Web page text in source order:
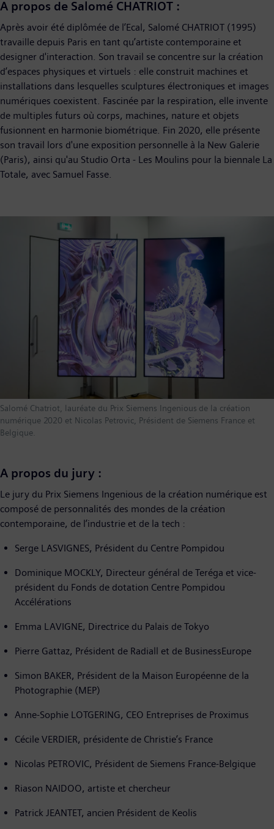
A propos de Salomé CHATRIOT :
Après avoir été diplômée de l’Ecal, Salomé CHATRIOT (1995)
travaille depuis Paris en tant qu’artiste contemporaine et
designer d'interaction. Son travail se concentre sur la création
d’espaces physiques et virtuels : elle construit machines et
installations dans lesquelles sculptures électroniques et images
numériques coexistent. Fascinée par la respiration, elle invente
de multiples futurs où corps, machines, nature et objets
fusionnent en harmonie biométrique. Fin 2020, elle présente
son travail lors d'une exposition personnelle à la New Galerie
(Paris), ainsi qu'au Studio Orta - Les Moulins pour la biennale La
Totale, avec Samuel Fasse.
Salomé Chatriot, lauréate du Prix Siemens Ingenious de la création
numérique 2020 et Nicolas Petrovic, Président de Siemens France et
Belgique.
A propos du jury :
Le jury du Prix Siemens Ingenious de la création numérique est
composé de personnalités des mondes de la création
contemporaine, de l’industrie et de la tech :
Serge LASVIGNES, Président du Centre Pompidou
Dominique MOCKLY, Directeur général de Teréga et vice-
président du Fonds de dotation Centre Pompidou
Accélérations
Emma LAVIGNE, Directrice du Palais de Tokyo
Pierre Gattaz, Président de Radiall et de BusinessEurope
Simon BAKER, Président de la Maison Européenne de la
Photographie (MEP)
Anne-Sophie LOTGERING, CEO Entreprises de Proximus
Cécile VERDIER, présidente de Christie’s France
Nicolas PETROVIC, Président de Siemens France-Belgique
Riason NAIDOO, artiste et chercheur
Patrick JEANTET, ancien Président de Keolis